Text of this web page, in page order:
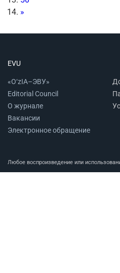
»
EVU
«O‘zIA–ЭВУ»
Editorial Council
О журнале
Вакансии
Электронное обращение
Любое воспроизведение или